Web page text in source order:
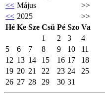
<< Május
>>
<< 2025
>>
Hé Ke Sze Csü Pé Szo Va
1
2 3
4
5
6 7 8 9 10
11
12 13 14 15 16 17
18
19 20 21 22 23 24
25
26 27 28 29 30 31